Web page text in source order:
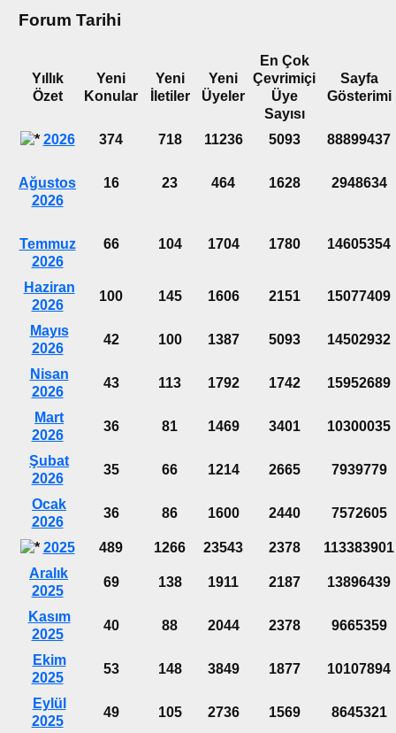
Forum Tarihi
Yıllık
Özet
Yeni
Konular
Yeni
İletiler
Yeni
Üyeler
En Çok
Çevrimiçi
Üye
Sayısı
Sayfa
Gösterimi
2026 374 718 11236 5093 88899437
Ağustos
2026
16 23 464 1628 2948634
Temmuz
2026
66 104 1704 1780 14605354
Haziran
2026
100 145 1606 2151 15077409
Mayıs
2026
42 100 1387 5093 14502932
Nisan
2026
43 113 1792 1742 15952689
Mart
2026
36 81 1469 3401 10300035
Şubat
2026
35 66 1214 2665 7939779
Ocak
2026
36 86 1600 2440 7572605
2025 489 1266 23543 2378
113383901
Aralık
2025
69 138 1911 2187 13896439
Kasım
2025
40 88 2044 2378 9665359
Ekim
2025
53 148 3849 1877 10107894
Eylül
2025
49 105 2736 1569 8645321